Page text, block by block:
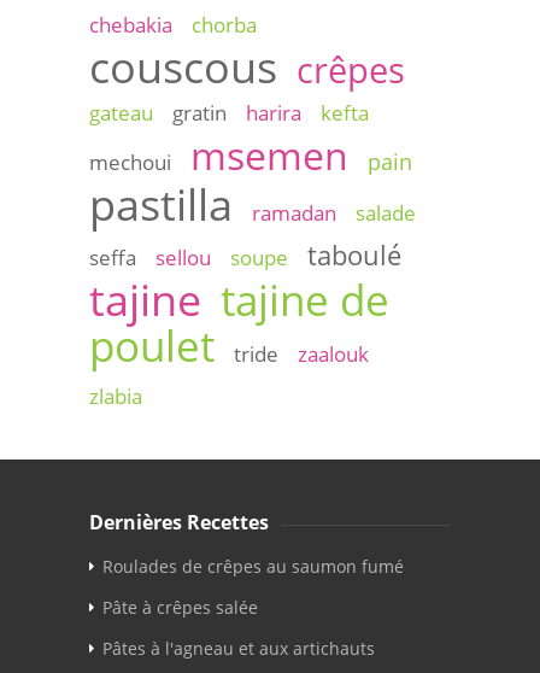
chebakia
chorba
couscous crêpes
gateau gratin harira
kefta
mechoui
msemen pain
pastilla ramadan
salade
seffa
sellou soupe taboulé
tajine tajine de
poulet
tride
zaalouk
zlabia
Dernières Recettes
Roulades de crêpes au saumon fumé
Pâte à crêpes salée
Pâtes à l'agneau et aux artichauts